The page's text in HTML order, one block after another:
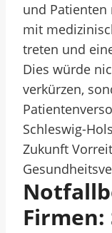
und
mit
treten und
Dies würde
verkürzen,
Schleswig-
Zukunft
Firmen: